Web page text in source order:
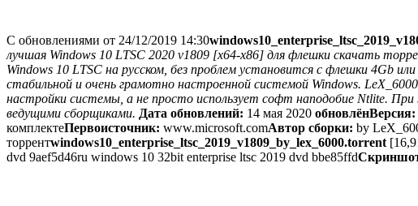
С обновлениями от 24/12/2019 14:30
лучшая Windows 10 LTSC 2020 v1809 [x64-x86] для флешки скачать
Windows 10 LTSC на русском, без проблем установится с флешки 4Gb
стабильной и очень грамотно настроенной системой Windows.
настройки системы, а не просто использует софт наподобие Ntlite.
ведущими сборщиками. Дата обновлений: 14 мая 2020 обновлёнВерсия:
комплектеПервоисточник: www.microsoft.comАвтор сборки: by
торрентwindows10_enterprise_ltsc_2019_v1809_by_lex_6000.torrent
dvd 9aef5d46ru windows 10 32bit enterprise ltsc 2019 dvd bbe85ffd